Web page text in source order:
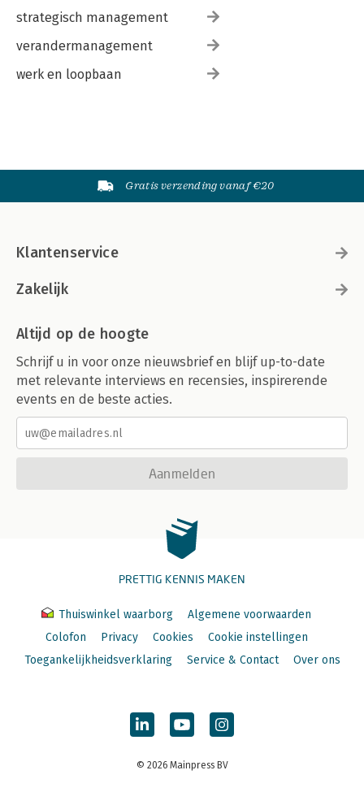
strategisch management
verandermanagement
werk en loopbaan
Gratis verzending vanaf €20
Klantenservice
Zakelijk
Altijd op de hoogte
Schrijf u in voor onze nieuwsbrief en blijf up-to-date
met relevante interviews en recensies, inspirerende
events en de beste acties.
Aanmelden
PRETTIG KENNIS MAKEN
Thuiswinkel waarborg
Algemene voorwaarden
Colofon
Privacy Cookies
Cookie instellingen
Toegankelijkheidsverklaring
Service & Contact Over ons
© 2026 Mainpress BV